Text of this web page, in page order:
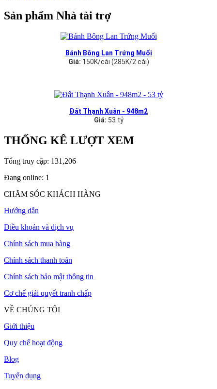
Sản phẩm Nhà tài trợ
Bánh Bông Lan Trứng Muối
Giá: 150K/cái (285K/2 cái)
Đất Thạnh Xuân - 948m2
Giá: 53 tỷ
THỐNG KÊ LƯỢT XEM
Tổng truy cập: 131,206
Đang online: 1
CHĂM SÓC KHÁCH HÀNG
Hướng dẫn
Điều khoản và dịch vụ
Chính sách mua hàng
Chính sách thanh toán
Chính sách bảo mật thông tin
Cơ chế giải quyết tranh chấp
VỀ CHÚNG TÔI
Giới thiệu
Quy chế hoạt động
Blog
Tuyển dụng